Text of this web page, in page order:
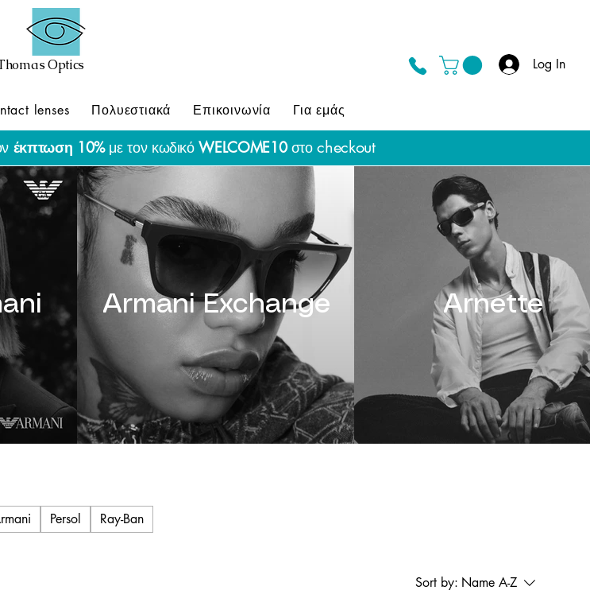
Optics Log In
lenses Πολυεστιακά Επικοινωνία Για εμάς
έκπτωση 10%με τον κωδικόWELCOME10στοcheckout
Armani Exchange Arnette
Persol Ray-Ban
Sort by: Name A-Z